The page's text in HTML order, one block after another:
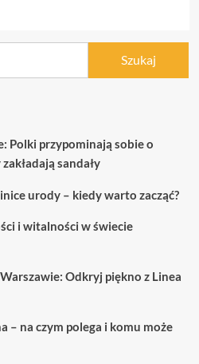
Polki przypominają sobie o
sandały
urody – kiedy warto zacząć?
i witalności w świecie
Odkryj piękno z Linea
– na czym polega i komu może